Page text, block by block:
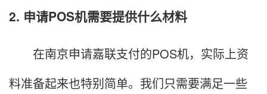
2. 申请POS机需要提供什么材料
在南京申请嘉联支付的POS机，实际上资
料准备起来也特别简单。我们只需要满足一些